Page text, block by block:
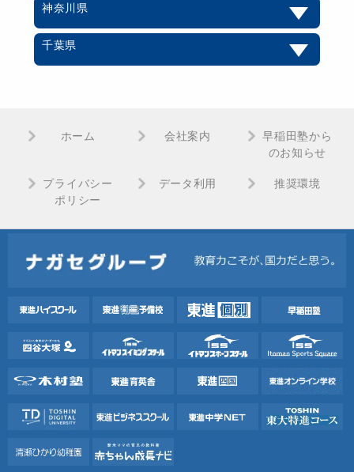
神奈川県
千葉県
ホーム 会社案内
早稲田塾から
のお知らせ
プライバシー
ポリシー
データ利用 推奨環境